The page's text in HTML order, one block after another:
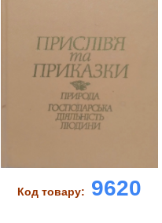
Код товару: 9620